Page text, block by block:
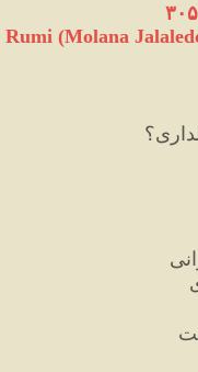
Rumi (Molana